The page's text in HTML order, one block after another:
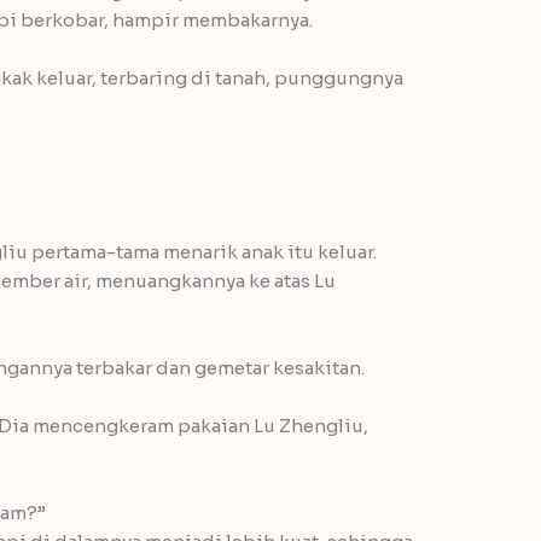
berkobar, hampir membakarnya.
keluar, terbaring di tanah, punggungnya
pertama-tama menarik anak itu keluar.
air, menuangkannya ke atas Lu
terbakar dan gemetar kesakitan.
mencengkeram pakaian Lu Zhengliu,